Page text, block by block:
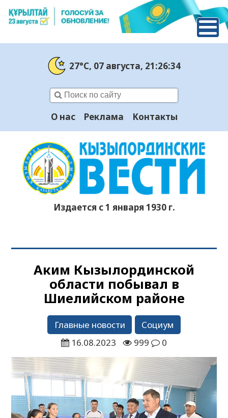
27°C, 07 августа, 21:26:35
О нас Реклама Контакты
Издается с 1 января 1930 г.
Аким Кызылординской
области побывал в
Шиелийском районе
Главные новости
Социум
16.08.2023
999 0